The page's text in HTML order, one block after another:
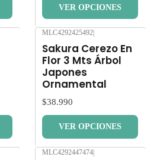
VER OPCIONES
MLC4292425492
Sakura Cerezo En
Flor 3 Mts Árbol
Japones
Ornamental
$38.990
VER OPCIONES
MLC4292447474|